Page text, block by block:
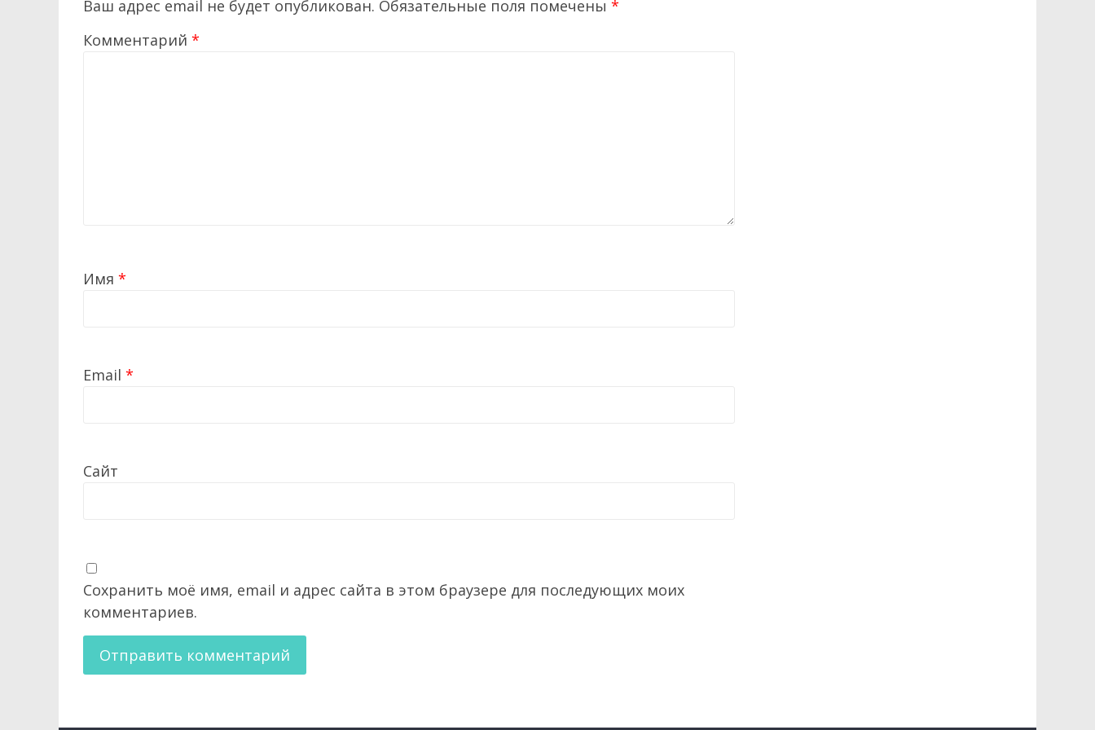
Ваш адрес email не будет опубликован. Обязательные поля помечены *
Комментарий *
Имя *
Email *
Сайт
Сохранить моё имя, email и адрес сайта в этом браузере для последующих моих
комментариев.